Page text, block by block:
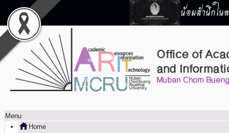
น้อมสำนึกใน
Menu
Home